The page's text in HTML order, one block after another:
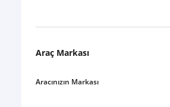
Araç Markası
Aracınızın Markası